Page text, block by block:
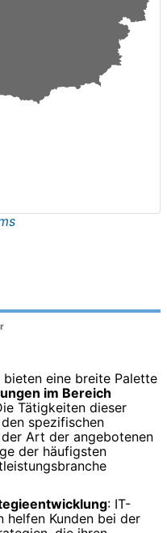
bieten eine breite Palette
im Bereich
Tätigkeiten dieser
spezifischen
Art der angebotenen
der häufigsten
: IT-
helfen Kunden bei der